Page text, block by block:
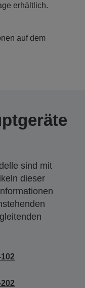
erhältlich.
auf dem
sind mit
dieser